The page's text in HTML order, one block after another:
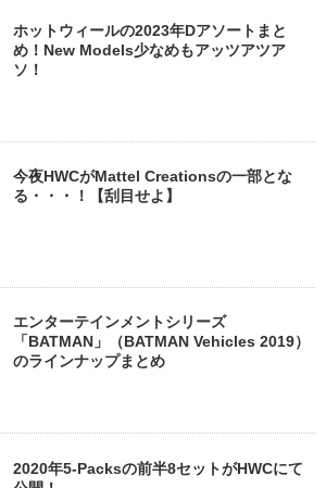
ホットウィールの2023年Dアソートまと
め！New Models少なめもアッツアツア
ソ！
今夜HWCがMattel Creationsの一部とな
る・・・！【刮目せよ】
エンターテインメントシリーズ
「BATMAN」（BATMAN Vehicles 2019）
のラインナップまとめ
2020年5-Packsの前半8セットがHWCにて